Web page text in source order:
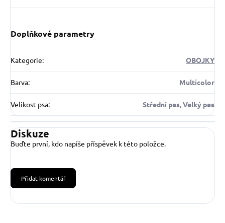
Doplňkové parametry
Kategorie: OBOJKY
Barva: Multicolor
Velikost psa: Střední pes, Velký pes
Diskuze
Buďte první, kdo napíše příspěvek k této položce.
Přidat komentář